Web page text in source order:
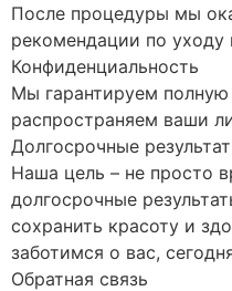
После процедуры мы
рекомендации по
Конфиденциальность
Мы гарантируем
распространяем ваши
Долгосрочные
Наша цель – не просто
долгосрочные
сохранить красоту и
заботимся о вас,
Обратная связь